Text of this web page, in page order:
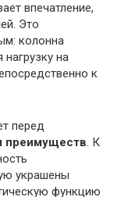
впечатление,
Это
колонна
на
к
перед
преимуществ. К
украшены
функцию